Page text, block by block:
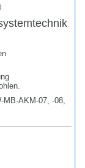
AKM-07, -08,